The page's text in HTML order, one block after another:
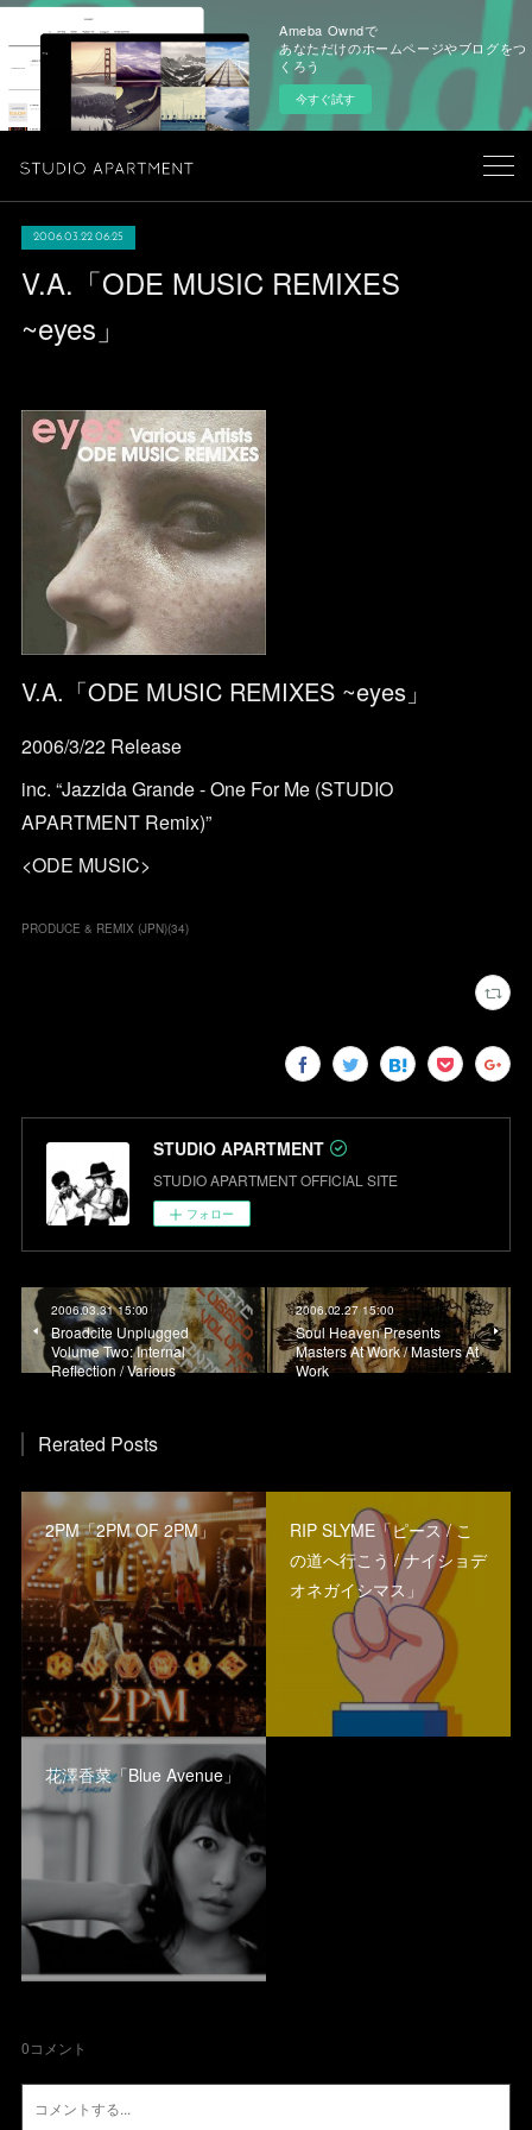
Ameba Owndで
あなただけのホームページやブログをつ
くろう
今すぐ試す
2006.03.22 06:25
V.A.「ODE MUSIC REMIXES
~eyes」
V.A.「ODE MUSIC REMIXES ~eyes」
2006/3/22 Release
inc. “Jazzida Grande - One For Me (STUDIO
APARTMENT Remix)”
<ODE MUSIC>
PRODUCE & REMIX (JPN)(34)
STUDIO APARTMENT
STUDIO APARTMENT OFFICIAL SITE
フォロー
2006.03.31 15:00
Broadcite Unplugged
Volume Two: Internal
Reflection / Various
2006.02.27 15:00
Soul Heaven Presents
Masters At Work / Masters At
Work
Rerated Posts
2PM「2PM OF 2PM」
RIP SLYME「ピース / こ
の道へ行こう / ナイショデ
オネガイシマス」
花澤香菜「Blue Avenue」
0コメント